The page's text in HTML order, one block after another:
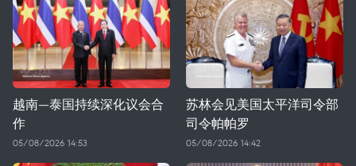
越南—泰国持续深化议会合
作
05/08/2026 14:53
苏林会见美国太平洋司令部
司令帕帕罗
05/08/2026 14:42